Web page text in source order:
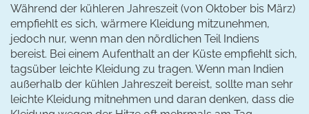
Während der kühleren Jahreszeit (von Oktober bis März)
empfiehlt es sich, wärmere Kleidung mitzunehmen,
jedoch nur, wenn man den nördlichen Teil Indiens
bereist. Bei einem Aufenthalt an der Küste empfiehlt sich,
tagsüber leichte Kleidung zu tragen. Wenn man Indien
außerhalb der kühlen Jahreszeit bereist, sollte man sehr
leichte Kleidung mitnehmen und daran denken, dass die